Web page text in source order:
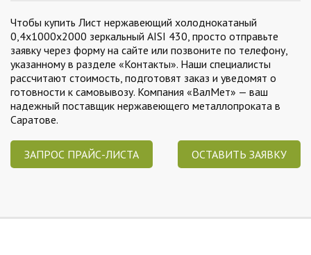
Чтобы купить Лист нержавеющий холоднокатаный
0,4х1000х2000 зеркальный AISI 430, просто отправьте
заявку через форму на сайте или позвоните по телефону,
указанному в разделе «Контакты». Наши специалисты
рассчитают стоимость, подготовят заказ и уведомят о
готовности к самовывозу. Компания «ВалМет» — ваш
надежный поставщик нержавеющего металлопроката в
Саратове.
ЗАПРОС ПРАЙС-ЛИСТА ОСТАВИТЬ ЗАЯВКУ